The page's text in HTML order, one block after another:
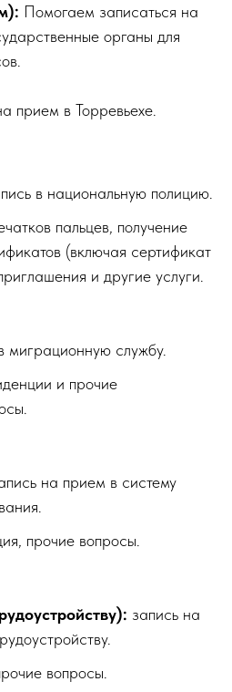
Помогаем записаться на
органы для
прием в Торревьехе.
в национальную полицию.
пальцев, получение
(включая сертификат
и другие услуги.
миграционную службу.
и прочие
на прием в систему
прочие вопросы.
запись на
вопросы.